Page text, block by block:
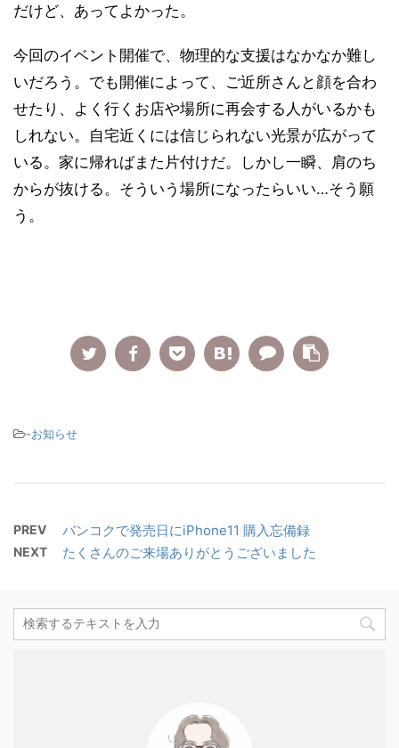
だけど、あってよかった。
今回のイベント開催で、物理的な支援はなかなか難し
いだろう。でも開催によって、ご近所さんと顔を合わ
せたり、よく行くお店や場所に再会する人がいるかも
しれない。自宅近くには信じられない光景が広がって
いる。家に帰ればまた片付けだ。しかし一瞬、肩のち
からが抜ける。そういう場所になったらいい…そう願
う。
-お知らせ
PREV バンコクで発売日にiPhone11 購入忘備録
NEXT たくさんのご来場ありがとうございました